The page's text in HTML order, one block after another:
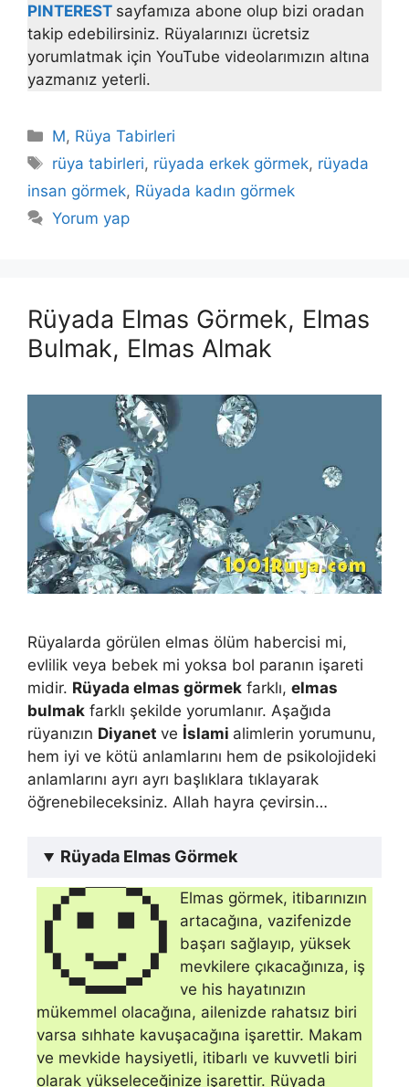
PINTEREST sayfamıza abone olup bizi oradan
takip edebilirsiniz. Rüyalarınızı ücretsiz
yorumlatmak için YouTube videolarımızın altına
yazmanız yeterli.
Kategoriler
M, Rüya Tabirleri
Etiketler
rüya tabirleri, rüyada erkek görmek, rüyada
insan görmek, Rüyada kadın görmek
Yorum yap
Rüyada Elmas Görmek, Elmas
Bulmak, Elmas Almak
Rüyalarda görülen elmas ölüm habercisi mi,
evlilik veya bebek mi yoksa bol paranın işareti
midir. Rüyada elmas görmek farklı, elmas
bulmak farklı şekilde yorumlanır. Aşağıda
rüyanızın Diyanet ve İslami alimlerin yorumunu,
hem iyi ve kötü anlamlarını hem de psikolojideki
anlamlarını ayrı ayrı başlıklara tıklayarak
öğrenebileceksiniz. Allah hayra çevirsin…
Rüyada Elmas Görmek
🙂
Elmas görmek, itibarınızın
artacağına, vazifenizde
başarı sağlayıp, yüksek
mevkilere çıkacağınıza, iş
ve his hayatınızın
mükemmel olacağına, ailenizde rahatsız biri
varsa sıhhate kavuşacağına işarettir. Makam
ve mevkide haysiyetli, itibarlı ve kuvvetli biri
olarak yükseleceğinize işarettir. Rüyada